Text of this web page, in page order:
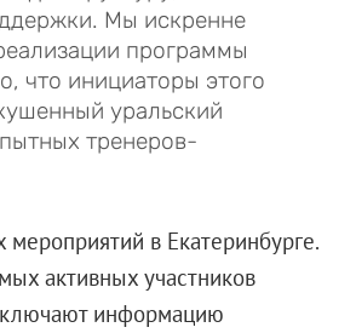
Мы искренне
программы
что инициаторы этого
уральский
тренеров-
в Екатеринбурге.
активных участников
информацию